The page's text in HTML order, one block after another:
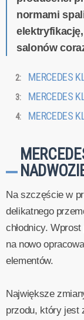
normami
salonów
MERCEDES
MERCEDES
MERCEDES
Na szczęście w
delikatnego
chłodnicy.
na nowo
elementów.
Największe
przodu, który jest